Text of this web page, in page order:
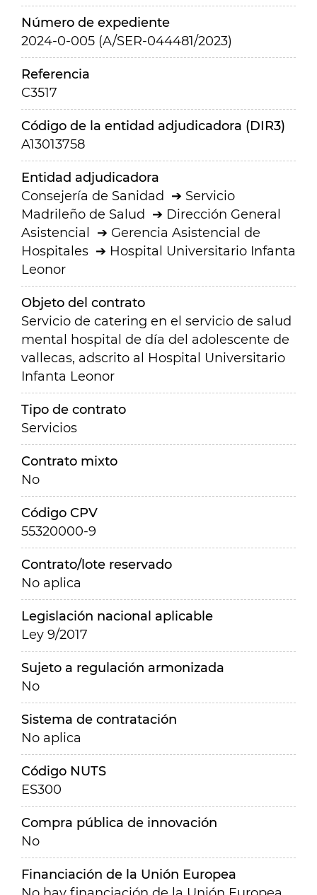
Número de expediente
2024-0-005 (A/SER-044481/2023)
Referencia
C3517
Código de la entidad adjudicadora (DIR3)
A13013758
Entidad adjudicadora
Consejería de Sanidad
Servicio
Madrileño de Salud
Dirección General
Asistencial
Gerencia Asistencial de
Hospitales
Hospital Universitario Infanta
Leonor
Objeto del contrato
Servicio de catering en el servicio de salud
mental hospital de día del adolescente de
vallecas, adscrito al Hospital Universitario
Infanta Leonor
Tipo de contrato
Servicios
Contrato mixto
No
Código CPV
55320000-9
Contrato/lote reservado
No aplica
Legislación nacional aplicable
Ley 9/2017
Sujeto a regulación armonizada
No
Sistema de contratación
No aplica
Código NUTS
ES300
Compra pública de innovación
No
Financiación de la Unión Europea